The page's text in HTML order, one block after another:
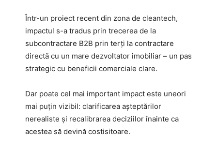
Într-un proiect recent din zona de cleantech,
impactul s-a tradus prin trecerea de la
subcontractare B2B prin terți la contractare
directă cu un mare dezvoltator imobiliar – un pas
strategic cu beneficii comerciale clare.
Dar poate cel mai important impact este uneori
mai puțin vizibil: clarificarea așteptărilor
nerealiste și recalibrarea deciziilor înainte ca
acestea să devină costisitoare.